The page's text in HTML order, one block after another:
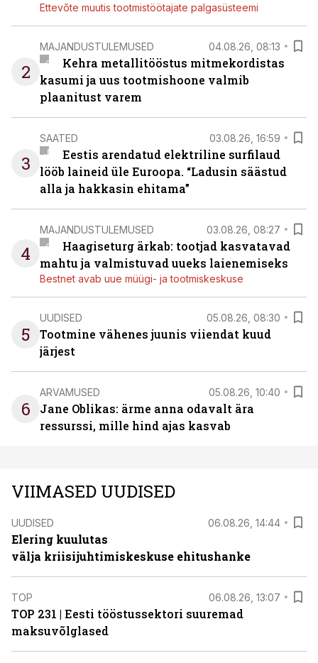
Ettevõte muutis tootmistöötajate palgasüsteemi
2
MAJANDUSTULEMUSED 04.08.26, 08:13
Kehra metallitööstus mitmekordistas
kasumi ja uus tootmishoone valmib
plaanitust varem
3
SAATED 03.08.26, 16:59
Eestis arendatud elektriline surfilaud
lööb laineid üle Euroopa. “Ladusin säästud
alla ja hakkasin ehitama”
4
MAJANDUSTULEMUSED 03.08.26, 08:27
Haagiseturg ärkab: tootjad kasvatavad
mahtu ja valmistuvad uueks laienemiseks
Bestnet avab uue müügi- ja tootmiskeskuse
5
UUDISED 05.08.26, 08:30
Tootmine vähenes juunis viiendat kuud
järjest
6
ARVAMUSED 05.08.26, 10:40
Jane Oblikas: ärme anna odavalt ära
ressurssi, mille hind ajas kasvab
VIIMASED UUDISED
UUDISED 06.08.26, 14:44
Elering kuulutas
välja kriisijuhtimiskeskuse ehitushanke
TOP 06.08.26, 13:07
TOP 231 | Eesti tööstussektori suuremad
maksuvõlglased